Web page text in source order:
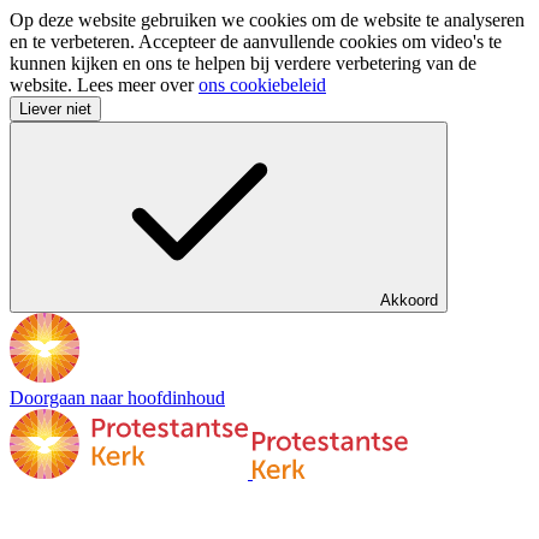
Op deze website gebruiken we cookies om de website te analyseren
en te verbeteren. Accepteer de aanvullende cookies om video's te
kunnen kijken en ons te helpen bij verdere verbetering van de
website. Lees meer overons cookiebeleid
Liever niet
Akkoord
Doorgaan naar hoofdinhoud